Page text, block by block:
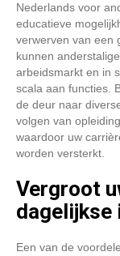
Nederlands voor
educatieve
verwerven van een
kunnen
arbeidsmarkt en in
scala aan functies.
de deur naar
volgen van
waardoor uw
worden versterkt.
Vergroot
dagelijkse
Een van de